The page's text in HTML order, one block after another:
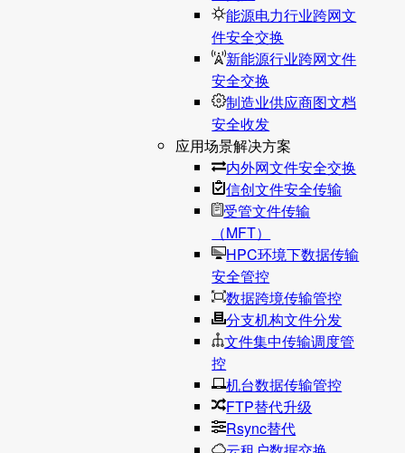
能源电力行业跨网文
件安全交换
新能源行业跨网文件
安全交换
制造业供应商图文档
安全收发
应用场景解决方案
内外网文件安全交换
信创文件安全传输
受管文件传输
（MFT）
HPC环境下数据传输
安全管控
数据跨境传输管控
分支机构文件分发
文件集中传输调度管
控
机台数据传输管控
FTP替代升级
Rsync替代